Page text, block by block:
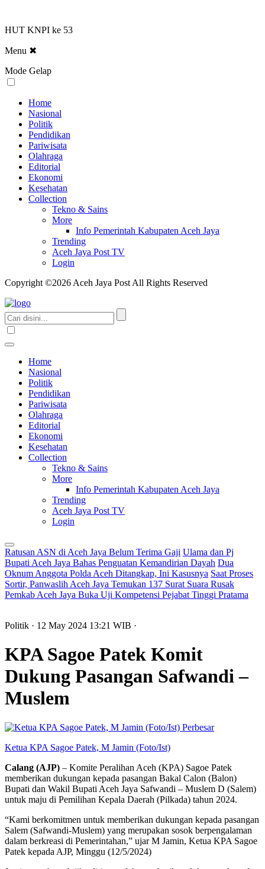
HUT KNPI ke 53
Menu ✖
Mode Gelap
Home
Nasional
Politik
Pendidikan
Pariwisata
Olahraga
Editorial
Ekonomi
Kesehatan
Collection
Tekno & Sains
More
Info Pemerintah Kabupaten Aceh Jaya
Trending
Aceh Jaya Post TV
Login
Copyright ©2026 Aceh Jaya Post All Rights Reserved
Home
Nasional
Politik
Pendidikan
Pariwisata
Olahraga
Editorial
Ekonomi
Kesehatan
Collection
Tekno & Sains
More
Info Pemerintah Kabupaten Aceh Jaya
Trending
Aceh Jaya Post TV
Login
Ratusan ASN di Aceh Jaya Belum Terima Gaji Ulama dan Pj
Bupati Aceh Jaya Bahas Penguatan Kemandirian Dayah Dua
Oknum Anggota Polda Aceh Ditangkap, Ini Kasusnya Saat Proses
Sortir, Panwaslih Aceh Jaya Temukan 137 Surat Suara Rusak
Pemkab Aceh Jaya Buka Uji Kompetensi Pejabat Tinggi Pratama
Politik · 12 May 2024 13:21 WIB ·
KPA Sagoe Patek Komit
Dukung Pasangan Safwandi –
Muslem
Perbesar
Ketua KPA Sagoe Patek, M Jamin (Foto/Ist)
Calang (AJP) – Komite Peralihan Aceh (KPA) Sagoe Patek
memberikan dukungan kepada pasangan Bakal Calon (Balon)
Bupati dan Wakil Bupati Aceh Jaya Safwandi – Muslem D (Salem)
untuk maju di Pemilihan Kepala Daerah (Pilkada) tahun 2024.
“Kami berkomitmen untuk memberikan dukungan kepada pasangan
Salem (Safwandi-Muslem) yang merupakan sosok berpengalaman
dalam berkreasi di Pemerintahan,” ujar M Jamin, Ketua KPA Sagoe
Patek kepada AJP, Minggu (12/5/2024)